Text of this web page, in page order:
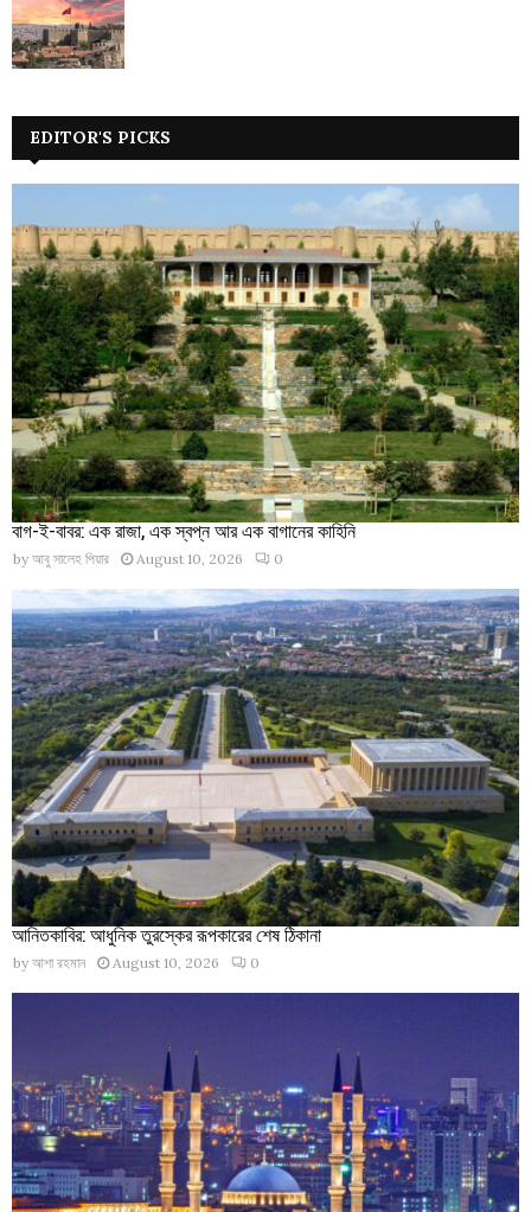
EDITOR'S PICKS
বাগ-ই-বাবর: এক রাজা, এক স্বপ্ন আর এক বাগানের কাহিনি
by আবু সালেহ পিয়ার August 10, 2026 0
আনিতকাবির: আধুনিক তুরস্কের রূপকারের শেষ ঠিকানা
by আশা রহমান August 10, 2026 0